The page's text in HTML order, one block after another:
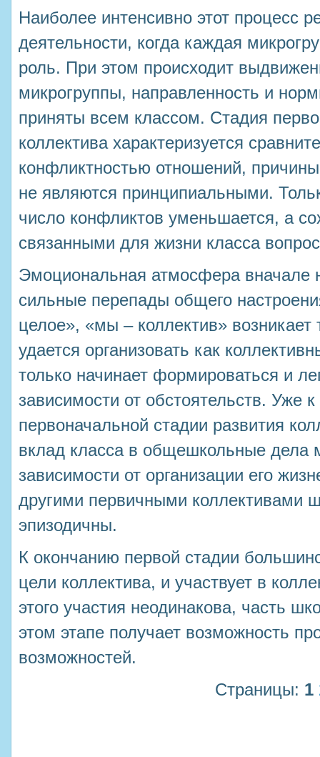
Наиболее интенсивно этот процесс
деятельности, когда каждая
роль. При этом происходит
микрогруппы, направленность и
приняты всем классом. Стадия
коллектива характеризуется
конфликтностью отношений,
не являются принципиальными.
число конфликтов уменьшается, а
связанными для жизни класса
Эмоциональная атмосфера вначале
сильные перепады общего
целое», «мы – коллектив» возникает
удается организовать как
только начинает формироваться и
зависимости от обстоятельств. Уже
первоначальной стадии развития
вклад класса в общешкольные дела
зависимости от организации его
другими первичными коллективами
эпизодичны.
К окончанию первой стадии
цели коллектива, и участвует в
этого участия неодинакова, часть
этом этапе получает возможность
возможностей.
Страницы: 1